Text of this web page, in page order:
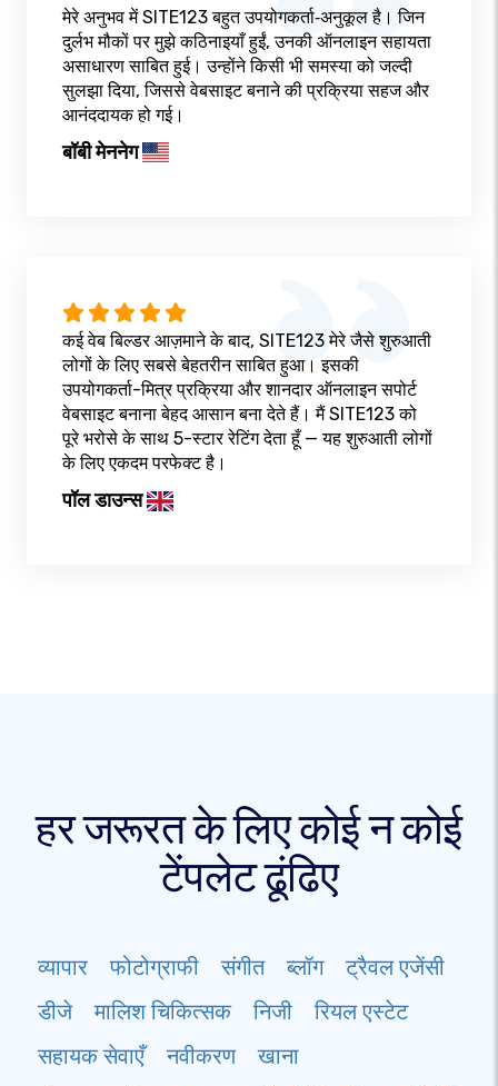
मेरे अनुभव में SITE123 बहुत उपयोगकर्ता‑अनुकूल है। जिन
दुर्लभ मौकों पर मुझे कठिनाइयाँ हुईं, उनकी ऑनलाइन सहायता
असाधारण साबित हुई। उन्होंने किसी भी समस्या को जल्दी
सुलझा दिया, जिससे वेबसाइट बनाने की प्रक्रिया सहज और
आनंददायक हो गई।
बॉबी मेननेग
कई वेब बिल्डर आज़माने के बाद, SITE123 मेरे जैसे शुरुआती
लोगों के लिए सबसे बेहतरीन साबित हुआ। इसकी
उपयोगकर्ता-मित्र प्रक्रिया और शानदार ऑनलाइन सपोर्ट
वेबसाइट बनाना बेहद आसान बना देते हैं। मैं SITE123 को
पूरे भरोसे के साथ 5-स्टार रेटिंग देता हूँ — यह शुरुआती लोगों
के लिए एकदम परफेक्ट है।
पॉल डाउन्स
हर जरूरत के लिए कोई न कोई
टेंपलेट ढूंढिए
व्यापार फोटोग्राफी संगीत ब्लॉग
ट्रैवल एजेंसी
डीजे
मालिश चिकित्सक निजी
रियल एस्टेट
सहायक सेवाएँ
नवीकरण
खाना